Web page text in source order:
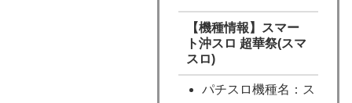
【機種情報】スマー
ト沖スロ 超華祭(スマ
スロ)
パチスロ機種名：ス